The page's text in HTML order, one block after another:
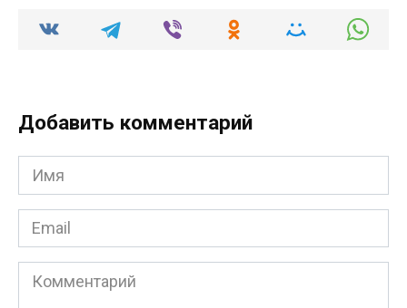
Добавить комментарий
Имя
*
Email
*
Комментарий